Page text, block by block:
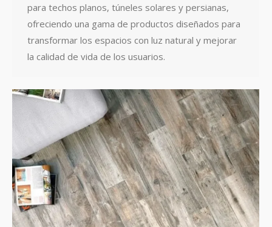
para techos planos, túneles solares y persianas,
ofreciendo una gama de productos diseñados para
transformar los espacios con luz natural y mejorar
la calidad de vida de los usuarios.